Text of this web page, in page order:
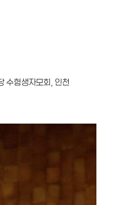
수험생자모회, 인천